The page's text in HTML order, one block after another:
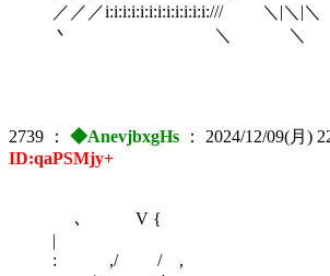
／／／i:i:i:i:i:i:i:i:i:i:i:i:/// ＼|＼|＼
丶 ＼ ＼
2739 ： ◆AnevjbxgHs ： 2024/12/09(月)
ID:qaPSMjy+
､ V {
: ,/ / ,